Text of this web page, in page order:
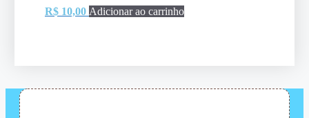
R$10,00 Adicionar ao carrinho